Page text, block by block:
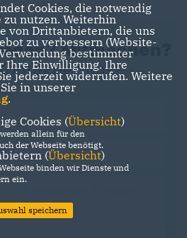
Mitmachen?
uns!
Cookies, die notwendig
zu nutzen. Weiterhin
von Drittanbietern, die uns
zu verbessern (Website-
bestimmter
Ihre Einwilligung. Ihre
jederzeit widerrufen. Weitere
in unserer
.
Cookies (Übersicht)
allein für den
der Webseite benötigt.
(Übersicht)
binden wir Dienste und
ein.
speichern